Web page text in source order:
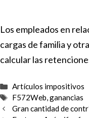
Los empleados en
cargas de familia y
calcular las
Categorías
Artículos impositivos
Etiquetas
F572Web,ganancias
Gran cantidad de